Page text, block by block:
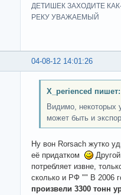
ДЕТИШЕК ЗАХОДИТЕ
РЕКУ УВАЖАЕМЫЙ
04-08-12 14:01:26
X_perienced пишет:
Видимо, некоторых
может быть и
Ну вон Rorsach жутко
её придатком
потребляет извне,
сколько и РФ "" В 2006
произвели 3300 тонн